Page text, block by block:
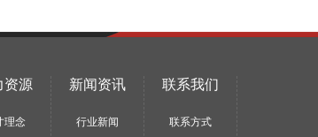
资源
理念
新闻资讯
行业新闻
联系我们
联系方式